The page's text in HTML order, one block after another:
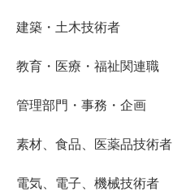
建築・土木技術者
教育・医療・福祉関連職
管理部門・事務・企画
素材、食品、医薬品技術者
電気、電子、機械技術者